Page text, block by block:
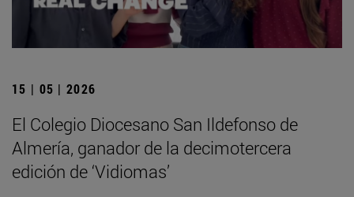
15 | 05 | 2026
El Colegio Diocesano San Ildefonso de
Almería, ganador de la decimotercera
edición de ‘Vidiomas’